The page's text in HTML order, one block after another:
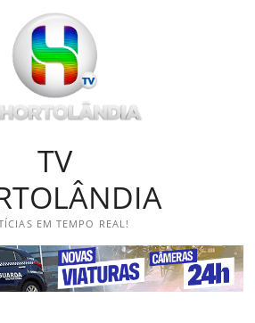
TV
EM TEMPO REAL!